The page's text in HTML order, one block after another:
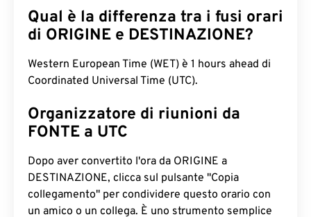
Qual è la differenza tra i fusi orari
di ORIGINE e DESTINAZIONE?
Western European Time (WET) è 1 hours ahead di
Coordinated Universal Time (UTC).
Organizzatore di riunioni da
FONTE a UTC
Dopo aver convertito l'ora da ORIGINE a
DESTINAZIONE, clicca sul pulsante "Copia
collegamento" per condividere questo orario con
un amico o un collega. È uno strumento semplice